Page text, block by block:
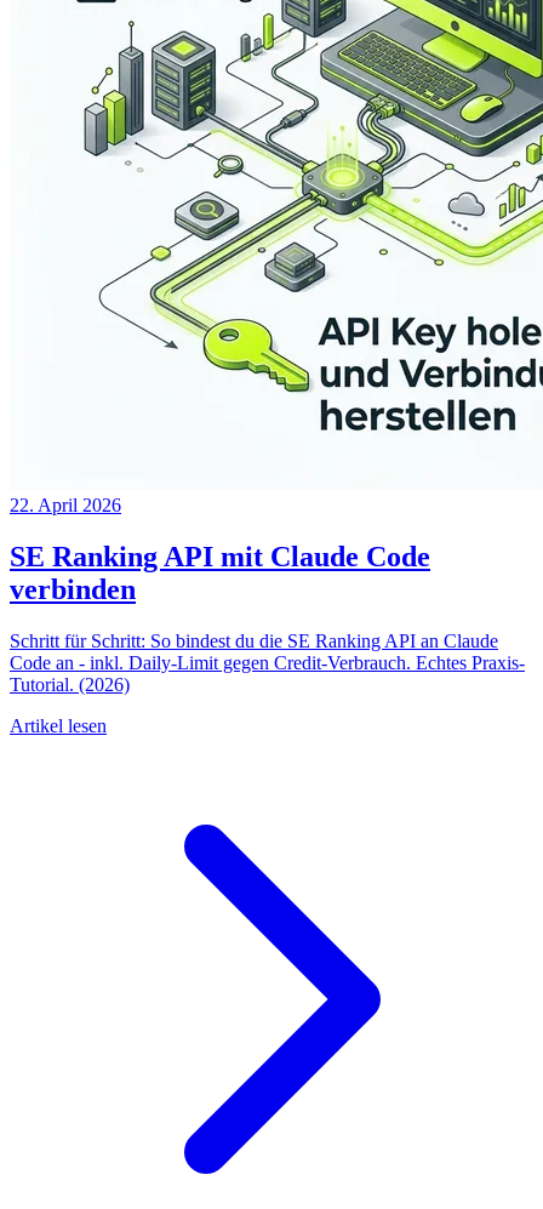
22. April 2026
SE Ranking API mit Claude Code
verbinden
Schritt für Schritt: So bindest du die SE Ranking API an Claude
Code an - inkl. Daily-Limit gegen Credit-Verbrauch. Echtes Praxis-
Tutorial. (2026)
Artikel lesen